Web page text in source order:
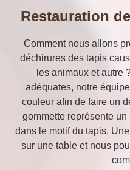
Restauration
Comment nous allons
déchirures des tapis
les animaux et autre
adéquates, notre
couleur afin de faire un
gommette représente
dans le motif du tapis.
sur une table et nous